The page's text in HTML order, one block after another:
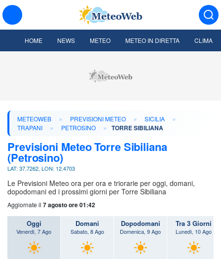
HOME NEWS METEO METEO IN DIRETTA CLIMA
METEOWEB » PREVISIONI METEO » SICILIA »
TRAPANI » PETROSINO » TORRE SIBILIANA
Previsioni Meteo Torre Sibiliana
(Petrosino)
LAT: 37.7262, LON: 12.4703
Le Previsioni Meteo ora per ora e triorarie per oggi, domani,
dopodomani ed i prossimi giorni per Torre Sibiliana
Aggiornate il 7 agosto ore 01:42
Oggi
Venerdì, 7 Ago
Domani
Sabato, 8 Ago
Dopodomani
Domenica, 9 Ago
Tra 3 Giorni
Lunedì, 10 Ago